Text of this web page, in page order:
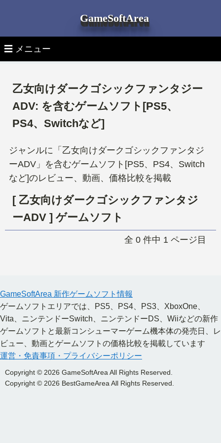
GameSoftArea
☰ メニュー
全ゲームソフト発売日一覧
PS5ゲームソフト
PS4ゲームソフト
Switchゲームソフト
Xbox Seriesゲームソフト
▽ 機種別ゲームソフト発売日
全機種 新作ゲーム
PlayStation 5 新作ゲーム
PlayStation 4 新作ゲーム
Nintendo Switch 新作ゲーム
▽ ゲーム機 本体
最新ゲーム機 本体
PlayStation 5本体
PlayStation 4本体
Nintendo Switch本体
▽ ゲームソフトを探す
タイトル検索
ジャンルタグより探す
乙女向けダークゴシックファンタジー
ADV: を含むゲームソフト[PS5、
PS4、Switchなど]
ジャンルに「乙女向けダークゴシックファンタジ
ーADV」を含むゲームソフト[PS5、PS4、Switch
など]のレビュー、動画、価格比較を掲載
[ 乙女向けダークゴシックファンタジ
ーADV ] ゲームソフト
全 0 件中 1 ページ目
GameSoftArea 新作ゲームソフト情報
ゲームソフトエリアでは、PS5、PS4、PS3、XboxOne、
Vita、ニンテンドーSwitch、ニンテンドーDS、Wiiなどの新作
ゲームソフトと最新コンシューマーゲーム機本体の発売日、レ
ビュー、動画とゲームソフトの価格比較を掲載しています
運営・免責事項・プライバシーポリシー
Copyright © 2026 GameSoftArea All Rights Reserved.
Copyright © 2026 BestGameArea All Rights Reserved.